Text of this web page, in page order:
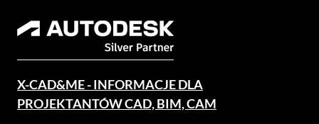
X-CAD&ME - INFORMACJE DLA
PROJEKTANTÓW CAD, BIM, CAM